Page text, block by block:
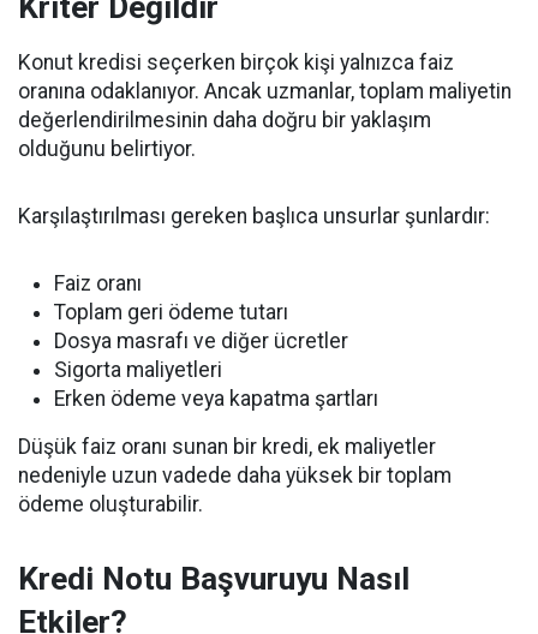
Kriter Değildir
Konut kredisi seçerken birçok kişi yalnızca faiz
oranına odaklanıyor. Ancak uzmanlar, toplam maliyetin
değerlendirilmesinin daha doğru bir yaklaşım
olduğunu belirtiyor.
Karşılaştırılması gereken başlıca unsurlar şunlardır:
Faiz oranı
Toplam geri ödeme tutarı
Dosya masrafı ve diğer ücretler
Sigorta maliyetleri
Erken ödeme veya kapatma şartları
Düşük faiz oranı sunan bir kredi, ek maliyetler
nedeniyle uzun vadede daha yüksek bir toplam
ödeme oluşturabilir.
Kredi Notu Başvuruyu Nasıl
Etkiler?